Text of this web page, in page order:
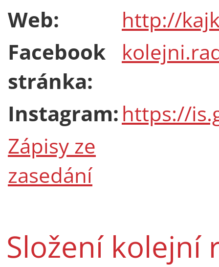
Web:
http://
Facebook
stránka:
Instagram:https://
Zápisy ze
zasedání
Složení kolejní